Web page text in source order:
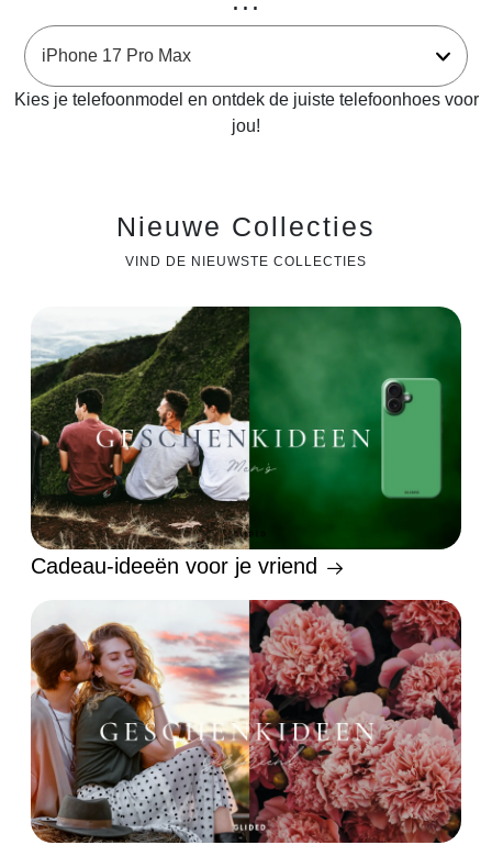
Kies je telefoonmodel en ontdek de juiste telefoonhoes voor
jou!
Nieuwe Collecties
VIND DE NIEUWSTE COLLECTIES
Cadeau-ideeën voor je vriend